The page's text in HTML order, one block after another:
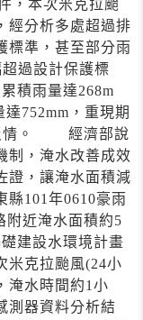
，本次米克拉颱
經分析多處超過排
標準，甚至部分雨
過設計保護標
積雨量達268m
752mm，重現期
災情。 經濟部說
制，淹水改善成效
證，讓淹水面積減
縣101年0610豪雨
附近淹水面積約5
建設水環境計畫
米克拉颱風(24小
淹水時間約1小
測器資料分析結